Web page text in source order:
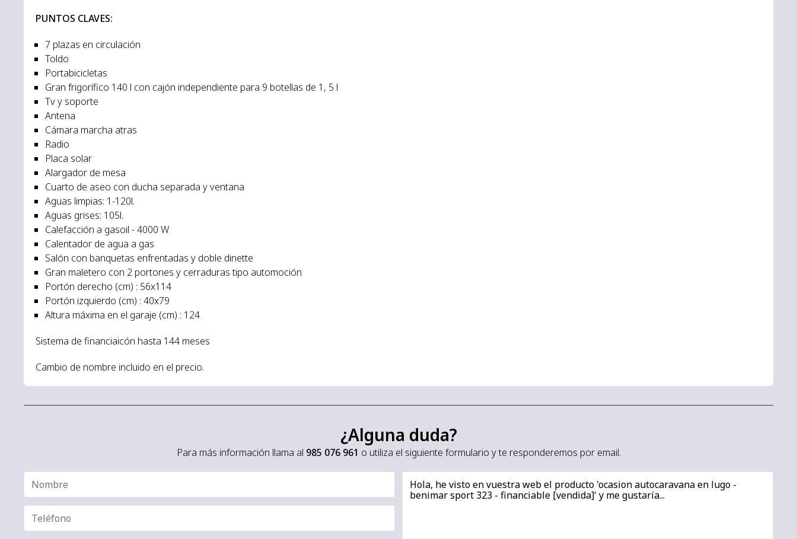
PUNTOS CLAVES:
7 plazas en circulación
Toldo
Portabicicletas
Gran frigorífico 140 l con cajón independiente para 9 botellas de 1, 5 l
Tv y soporte
Antena
Cámara marcha atras
Radio
Placa solar
Alargador de mesa
Cuarto de aseo con ducha separada y ventana
Aguas limpias: 1-120l.
Aguas grises: 105l.
Calefacción a gasoil - 4000 W
Calentador de agua a gas
Salón con banquetas enfrentadas y doble dinette
Gran maletero con 2 portones y cerraduras tipo automoción
Portón derecho (cm) : 56x114
Portón izquierdo (cm) : 40x79
Altura máxima en el garaje (cm) : 124
Sistema de financiaicón hasta 144 meses
Cambio de nombre incluido en el precio.
¿Alguna duda?
Para más información llama al 985 076 961 o utiliza el siguiente formulario y te responderemos por email.